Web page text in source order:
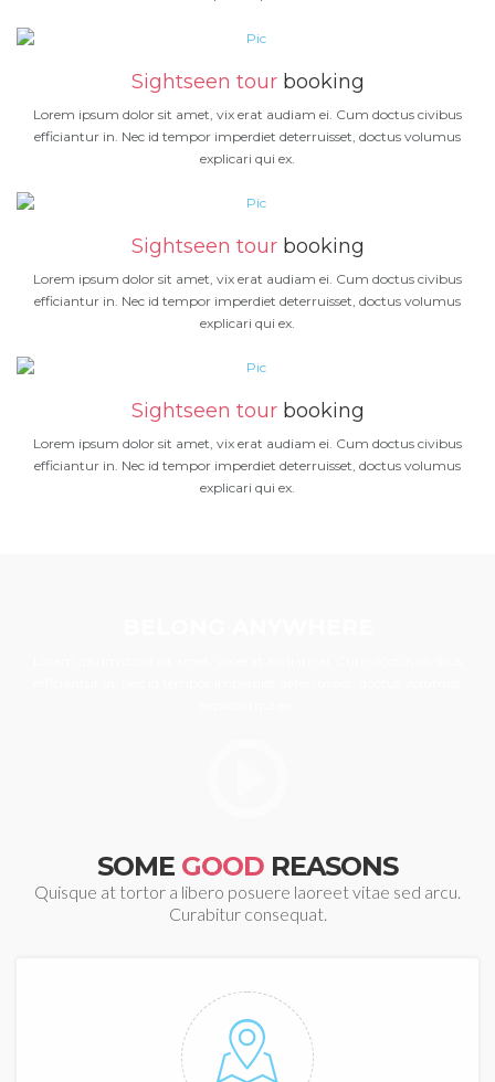
Sightseen tourbooking
Lorem ipsum dolor sit amet, vix erat audiam ei. Cum doctus civibus
efficiantur in. Nec id tempor imperdiet deterruisset, doctus volumus
explicari qui ex.
Sightseen tourbooking
Lorem ipsum dolor sit amet, vix erat audiam ei. Cum doctus civibus
efficiantur in. Nec id tempor imperdiet deterruisset, doctus volumus
explicari qui ex.
Sightseen tourbooking
Lorem ipsum dolor sit amet, vix erat audiam ei. Cum doctus civibus
efficiantur in. Nec id tempor imperdiet deterruisset, doctus volumus
explicari qui ex.
SOME GOOD REASONS
Quisque at tortor a libero posuere laoreet vitae sed arcu.
Curabitur consequat.